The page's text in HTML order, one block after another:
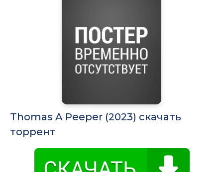
Thomas A Peeper (2023) скачать
торрент